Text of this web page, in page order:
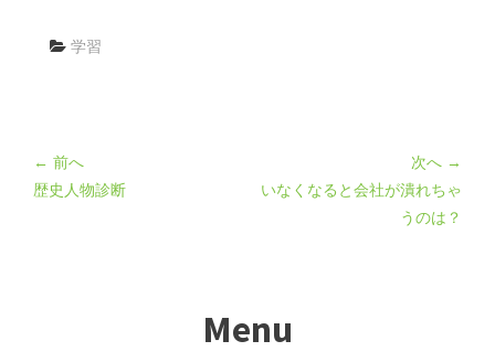
学習
← 前へ
歴史人物診断
次へ →
いなくなると会社が潰れちゃ
うのは？
Menu